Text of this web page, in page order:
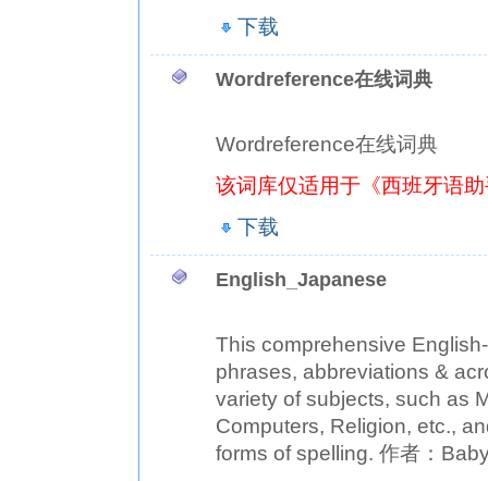
下载
Wordreference在线词典
Wordreference在线词典
该词库仅适用于《西班牙语
下载
English_Japanese
This comprehensive
phrases, abbreviations &
variety of subjects, such as
Computers, Religion, etc.,
forms of spelling. 作者：